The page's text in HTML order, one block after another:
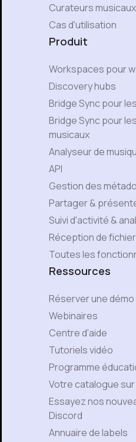
Curateurs musicaux
Cas d'utilisation
Produit
Workspaces pour
Discovery hubs
Bridge Sync pour
Bridge Sync pour
musicaux
Analyseur de
API
Gestion des
Partager &
Suivi d'activité &
Réception de
Toutes les
Ressources
Réserver une démo
Webinaires
Centre d'aide
Tutoriels vidéo
Programme
Votre catalogue
Essayez nos
Discord
Annuaire de labels